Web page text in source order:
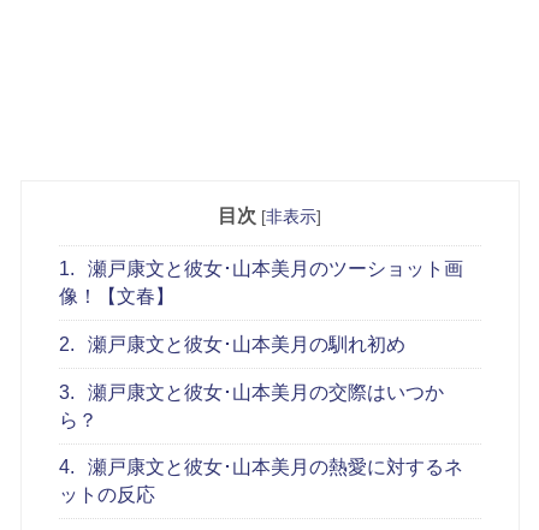
目次 [非表示]
1.
瀬戸康文と彼女･山本美月のツーショット画
像！【文春】
2. 瀬戸康文と彼女･山本美月の馴れ初め
3.
瀬戸康文と彼女･山本美月の交際はいつか
ら？
4.
瀬戸康文と彼女･山本美月の熱愛に対するネ
ットの反応